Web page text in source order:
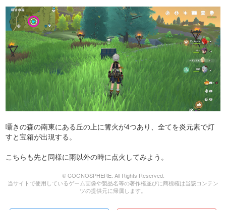
囁きの森の南東にある丘の上に篝火が4つあり、全てを炎元素で灯
すと宝箱が出現する。
こちらも先と同様に雨以外の時に点火してみよう。
© COGNOSPHERE. All Rights Reserved.
当サイトで使用しているゲーム画像や製品名等の著作権並びに商標権は当該コンテン
ツの提供元に帰属します。